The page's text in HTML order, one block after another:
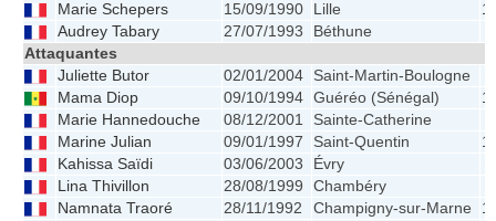
Marie Schepers
15/09/1990 Lille
Audrey Tabary
27/07/1993
Béthune
Attaquantes
Juliette Butor
02/01/2004
Saint-Martin-Boulogne
Mama Diop
09/10/1994 Guéréo (Sénégal)
Marie Hannedouche
08/12/2001
Sainte-Catherine
Marine Julian
09/01/1997 Saint-Quentin
Kahissa Saïdi
03/06/2003
Évry
Lina Thivillon
28/08/1999
Chambéry
Namnata Traoré
28/11/1992 Champigny-sur-Marne